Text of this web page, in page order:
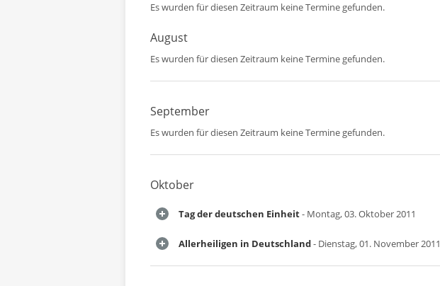
Es wurden für diesen Zeitraum keine Termine gefunden.
August
Es wurden für diesen Zeitraum keine Termine gefunden.
September
Es wurden für diesen Zeitraum keine Termine gefunden.
Oktober
Tag der deutschen Einheit- Montag, 03. Oktober 2011
Allerheiligen in Deutschland- Dienstag, 01. November 2011